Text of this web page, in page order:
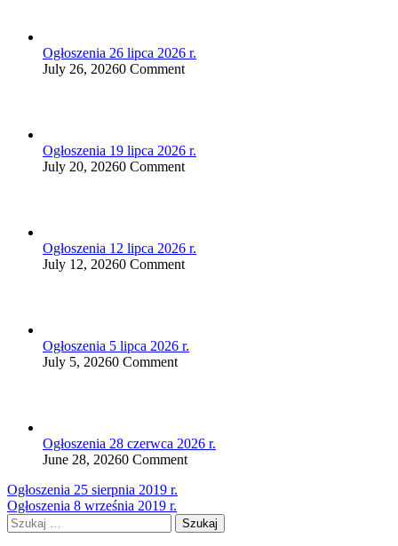
Ogłoszenia 26 lipca 2026 r.
July 26, 20260 Comment
Ogłoszenia 19 lipca 2026 r.
July 20, 20260 Comment
Ogłoszenia 12 lipca 2026 r.
July 12, 20260 Comment
Ogłoszenia 5 lipca 2026 r.
July 5, 20260 Comment
Ogłoszenia 28 czerwca 2026 r.
June 28, 20260 Comment
Nawigacja
wpisu
Ogłoszenia 25 sierpnia 2019 r.
Ogłoszenia 8 września 2019 r.
Szukaj: